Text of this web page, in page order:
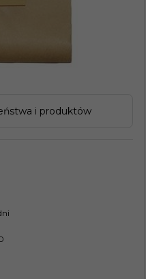
i produktów